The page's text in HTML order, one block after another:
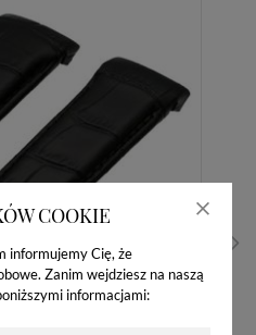
COOKIE
informujemy Cię, że
Zanim wejdziesz na naszą
informacjami: